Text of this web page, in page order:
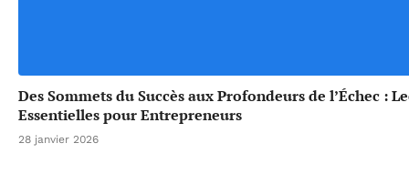
Des Sommets du Succès aux Profondeurs de l’Échec :
Essentielles pour Entrepreneurs
28 janvier 2026